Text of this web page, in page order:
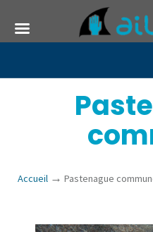
Accueil → Pastenague